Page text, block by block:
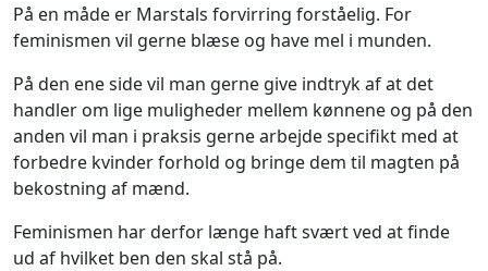
På en måde er Marstals forvirring forståelig. For
feminismen vil gerne blæse og have mel i munden.
På den ene side vil man gerne give indtryk af at det
handler om lige muligheder mellem kønnene og på den
anden vil man i praksis gerne arbejde specifikt med at
forbedre kvinder forhold og bringe dem til magten på
bekostning af mænd.
Feminismen har derfor længe haft svært ved at finde
ud af hvilket ben den skal stå på.